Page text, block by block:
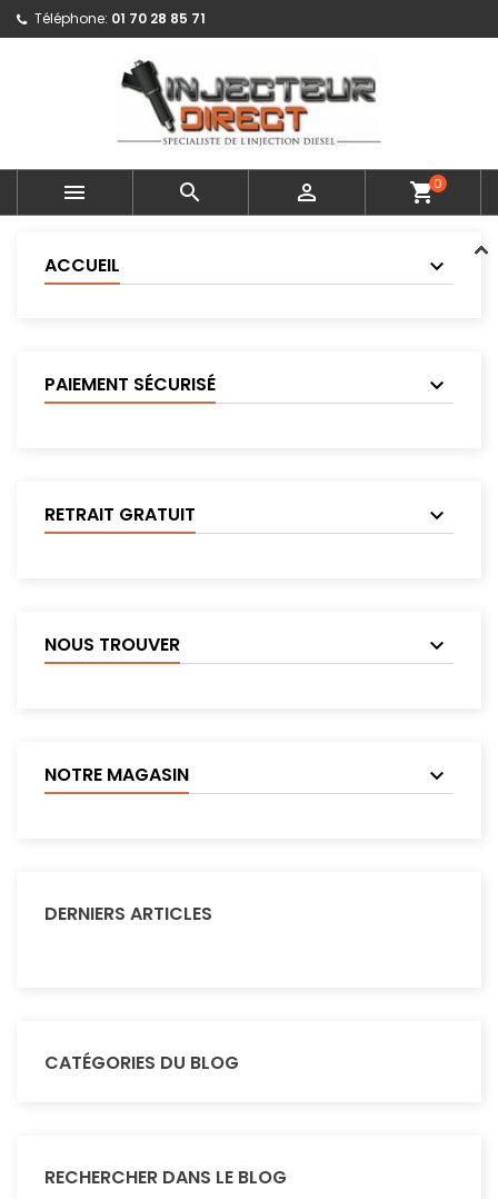
Téléphone: 01 70 28 85 71
   shopping_cart0
ACCUEIL
PAIEMENT SÉCURISÉ
RETRAIT GRATUIT
NOUS TROUVER
NOTRE MAGASIN
DERNIERS ARTICLES
CATÉGORIES DU BLOG
RECHERCHER DANS LE BLOG